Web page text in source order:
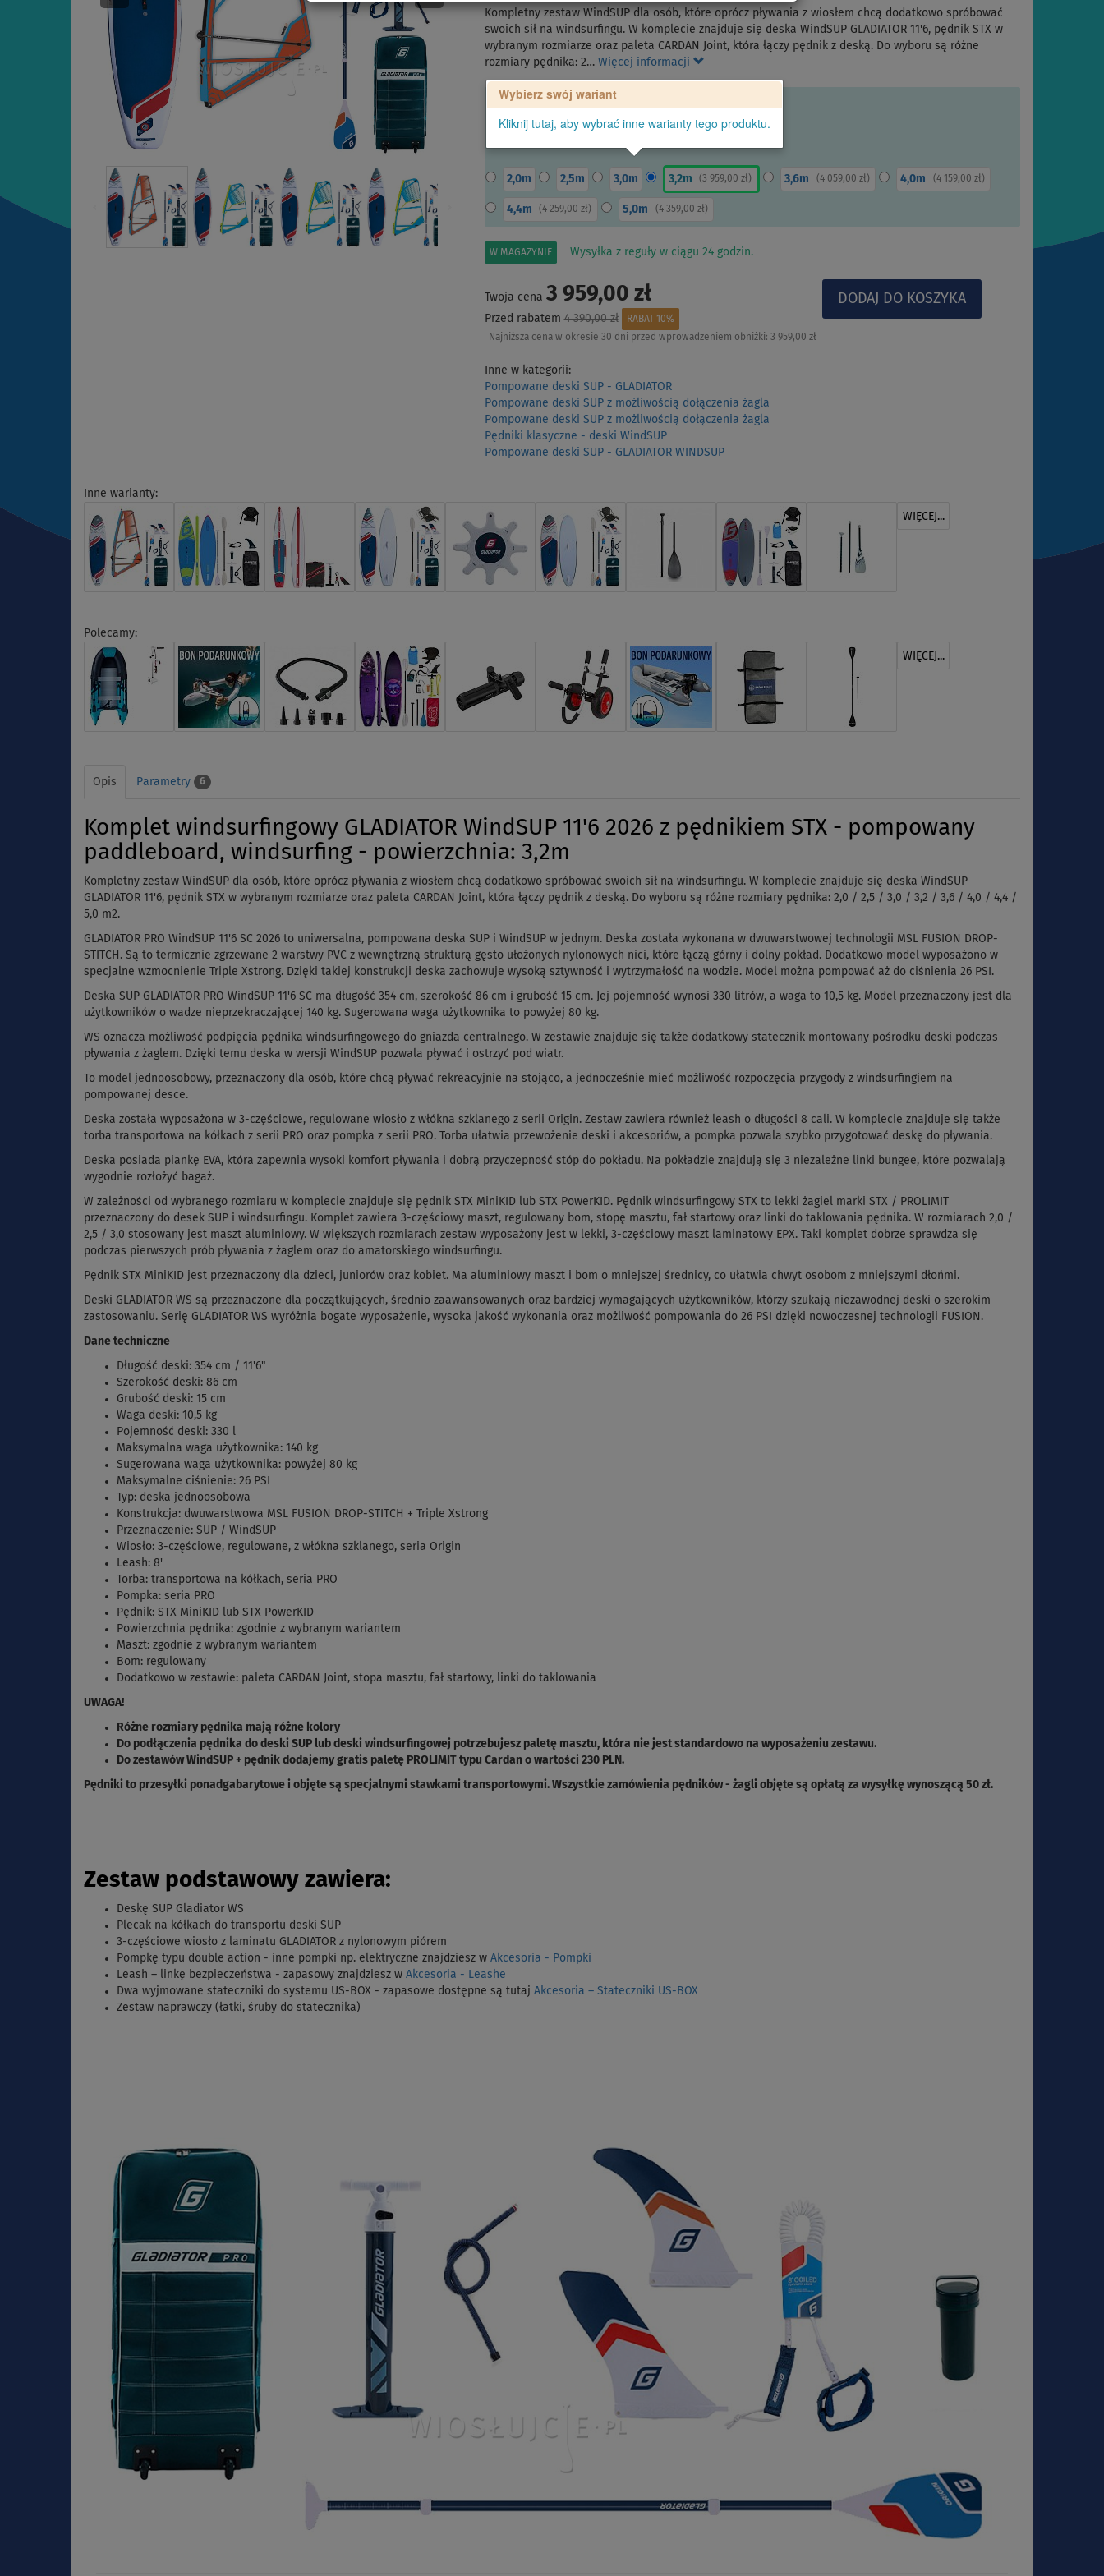
Kompletny zestaw WindSUP dla osób, które oprócz pływania z wiosłem chcą dodatkowo spróbować
swoich sił na windsurfingu. W komplecie znajduje się deska WindSUP GLADIATOR 11'6, pędnik STX w
wybranym rozmiarze oraz paleta CARDAN Joint, która łączy pędnik z deską. Do wyboru są różne
rozmiary pędnika: 2… Więcej informacji
Wybierz swój wariant
Kliknij tutaj, aby wybrać inne warianty tego produktu.
2,0m 2,5m 3,0m 3,2m (3 959,00 zł) 3,6m (4 059,00 zł) 4,0m (4 159,00 zł)
4,4m (4 259,00 zł) 5,0m (4 359,00 zł)
W MAGAZYNIE Wysyłka z reguły w ciągu 24 godzin.
Twoja cena 3 959,00 zł
Przed rabatem4 390,00 zł
RABAT 10%
Najniższa cena w okresie 30 dni przed wprowadzeniem obniżki:3 959,00 zł
Inne w kategorii:
Pompowane deski SUP - GLADIATOR
Pompowane deski SUP z możliwością dołączenia żagla
Pompowane deski SUP z możliwością dołączenia żagla
Pędniki klasyczne - deski WindSUP
Pompowane deski SUP - GLADIATOR WINDSUP
Inne warianty:
WIĘCEJ...
Polecamy:
WIĘCEJ...
Opis Parametry 6
Komplet windsurfingowy GLADIATOR WindSUP 11'6 2026 z pędnikiem STX - pompowany
paddleboard, windsurfing - powierzchnia: 3,2m
Kompletny zestaw WindSUP dla osób, które oprócz pływania z wiosłem chcą dodatkowo spróbować swoich sił na windsurfingu. W komplecie znajduje się deska WindSUP
GLADIATOR 11'6, pędnik STX w wybranym rozmiarze oraz paleta CARDAN Joint, która łączy pędnik z deską. Do wyboru są różne rozmiary pędnika: 2,0 / 2,5 / 3,0 / 3,2 / 3,6 / 4,0 / 4,4 /
5,0 m2.
GLADIATOR PRO WindSUP 11'6 SC 2026 to uniwersalna, pompowana deska SUP i WindSUP w jednym. Deska została wykonana w dwuwarstwowej technologii MSL FUSION DROP-
STITCH. Są to termicznie zgrzewane 2 warstwy PVC z wewnętrzną strukturą gęsto ułożonych nylonowych nici, które łączą górny i dolny pokład. Dodatkowo model wyposażono w
specjalne wzmocnienie Triple Xstrong. Dzięki takiej konstrukcji deska zachowuje wysoką sztywność i wytrzymałość na wodzie. Model można pompować aż do ciśnienia 26 PSI.
Deska SUP GLADIATOR PRO WindSUP 11'6 SC ma długość 354 cm, szerokość 86 cm i grubość 15 cm. Jej pojemność wynosi 330 litrów, a waga to 10,5 kg. Model przeznaczony jest dla
użytkowników o wadze nieprzekraczającej 140 kg. Sugerowana waga użytkownika to powyżej 80 kg.
WS oznacza możliwość podpięcia pędnika windsurfingowego do gniazda centralnego. W zestawie znajduje się także dodatkowy statecznik montowany pośrodku deski podczas
pływania z żaglem. Dzięki temu deska w wersji WindSUP pozwala pływać i ostrzyć pod wiatr.
To model jednoosobowy, przeznaczony dla osób, które chcą pływać rekreacyjnie na stojąco, a jednocześnie mieć możliwość rozpoczęcia przygody z windsurfingiem na
pompowanej desce.
Deska została wyposażona w 3-częściowe, regulowane wiosło z włókna szklanego z serii Origin. Zestaw zawiera również leash o długości 8 cali. W komplecie znajduje się także
torba transportowa na kółkach z serii PRO oraz pompka z serii PRO. Torba ułatwia przewożenie deski i akcesoriów, a pompka pozwala szybko przygotować deskę do pływania.
Deska posiada piankę EVA, która zapewnia wysoki komfort pływania i dobrą przyczepność stóp do pokładu. Na pokładzie znajdują się 3 niezależne linki bungee, które pozwalają
wygodnie rozłożyć bagaż.
W zależności od wybranego rozmiaru w komplecie znajduje się pędnik STX MiniKID lub STX PowerKID. Pędnik windsurfingowy STX to lekki żagiel marki STX / PROLIMIT
przeznaczony do desek SUP i windsurfingu. Komplet zawiera 3-częściowy maszt, regulowany bom, stopę masztu, fał startowy oraz linki do taklowania pędnika. W rozmiarach 2,0 /
2,5 / 3,0 stosowany jest maszt aluminiowy. W większych rozmiarach zestaw wyposażony jest w lekki, 3-częściowy maszt laminatowy EPX. Taki komplet dobrze sprawdza się
podczas pierwszych prób pływania z żaglem oraz do amatorskiego windsurfingu.
Pędnik STX MiniKID jest przeznaczony dla dzieci, juniorów oraz kobiet. Ma aluminiowy maszt i bom o mniejszej średnicy, co ułatwia chwyt osobom z mniejszymi dłońmi.
Deski GLADIATOR WS są przeznaczone dla początkujących, średnio zaawansowanych oraz bardziej wymagających użytkowników, którzy szukają niezawodnej deski o szerokim
zastosowaniu. Serię GLADIATOR WS wyróżnia bogate wyposażenie, wysoka jakość wykonania oraz możliwość pompowania do 26 PSI dzięki nowoczesnej technologii FUSION.
Dane techniczne
Długość deski: 354 cm / 11'6"
Szerokość deski: 86 cm
Grubość deski: 15 cm
Waga deski: 10,5 kg
Pojemność deski: 330 l
Maksymalna waga użytkownika: 140 kg
Sugerowana waga użytkownika: powyżej 80 kg
Maksymalne ciśnienie: 26 PSI
Typ: deska jednoosobowa
Konstrukcja: dwuwarstwowa MSL FUSION DROP-STITCH + Triple Xstrong
Przeznaczenie: SUP / WindSUP
Wiosło: 3-częściowe, regulowane, z włókna szklanego, seria Origin
Leash: 8'
Torba: transportowa na kółkach, seria PRO
Pompka: seria PRO
Pędnik: STX MiniKID lub STX PowerKID
Powierzchnia pędnika: zgodnie z wybranym wariantem
Maszt: zgodnie z wybranym wariantem
Bom: regulowany
Dodatkowo w zestawie: paleta CARDAN Joint, stopa masztu, fał startowy, linki do taklowania
UWAGA!
Różne rozmiary pędnika mają różne kolory
Do podłączenia pędnika do deski SUP lub deski windsurfingowej potrzebujesz paletę masztu, która nie jest standardowo na wyposażeniu zestawu.
Do zestawów WindSUP + pędnik dodajemy gratis paletę PROLIMIT typu Cardan o wartości 230 PLN.
Pędniki to przesyłki ponadgabarytowe i objęte są specjalnymi stawkami transportowymi. Wszystkie zamówienia pędników - żagli objęte są opłatą za wysyłkę wynoszącą 50 zł.
Zestaw podstawowy zawiera:
Deskę SUP Gladiator WS
Plecak na kółkach do transportu deski SUP
3-częściowe wiosło z laminatu GLADIATOR z nylonowym piórem
Pompkę typu double action - inne pompki np. elektryczne znajdziesz w Akcesoria - Pompki
Leash – linkę bezpieczeństwa - zapasowy znajdziesz w Akcesoria - Leashe
Dwa wyjmowane stateczniki do systemu US-BOX - zapasowe dostępne są tutaj Akcesoria – Stateczniki US-BOX
Zestaw naprawczy (łatki, śruby do statecznika)